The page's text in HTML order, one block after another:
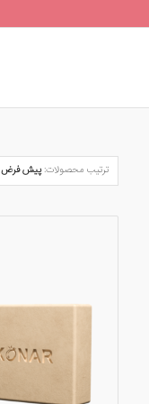
ترتیب محصولات:پیش فرض